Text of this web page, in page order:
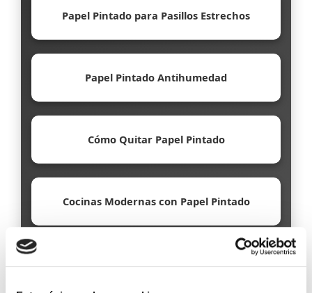
Papel Pintado para Pasillos Estrechos
Papel Pintado Antihumedad
Cómo Quitar Papel Pintado
Cocinas Modernas con Papel Pintado
Papel Pintado Ecológico